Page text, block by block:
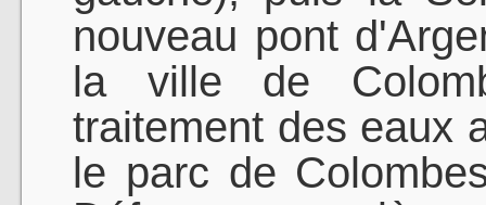
nouveau pont
la ville de
traitement des eaux
le parc de